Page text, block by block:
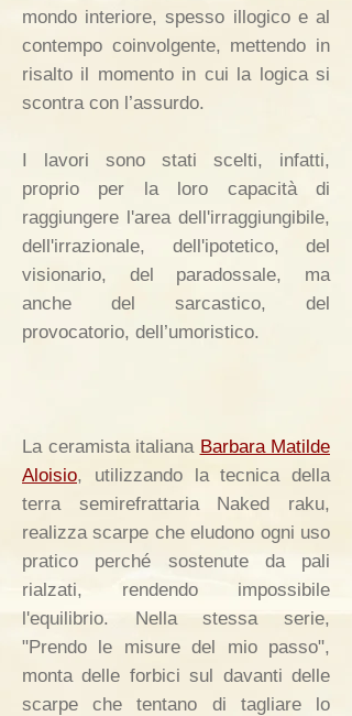
mondo interiore, spesso illogico e al
contempo coinvolgente, mettendo in
risalto il momento in cui la logica si
scontra con l’assurdo.
I lavori sono stati scelti, infatti,
proprio per la loro capacità di
raggiungere l'area dell'irraggiungibile,
dell'irrazionale, dell'ipotetico, del
visionario, del paradossale, ma
anche del sarcastico, del
provocatorio, dell’umoristico.
La ceramista italiana Barbara Matilde
Aloisio, utilizzando la tecnica della
terra semirefrattaria Naked raku,
realizza scarpe che eludono ogni uso
pratico perché sostenute da pali
rialzati, rendendo impossibile
l'equilibrio. Nella stessa serie,
"Prendo le misure del mio passo",
monta delle forbici sul davanti delle
scarpe che tentano di tagliare lo